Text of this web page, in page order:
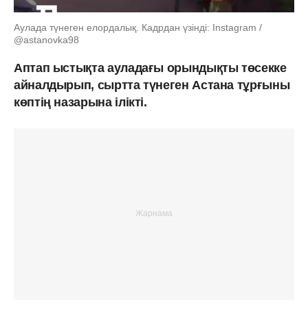
Аулада түнеген елордалық. Кадрдан үзінді: Instagram /
@astanovka98
Аптап ыстықта ауладағы орындықты төсекке
айналдырып, сыртта түнеген Астана тұрғыны
көптің назарына ілікті.